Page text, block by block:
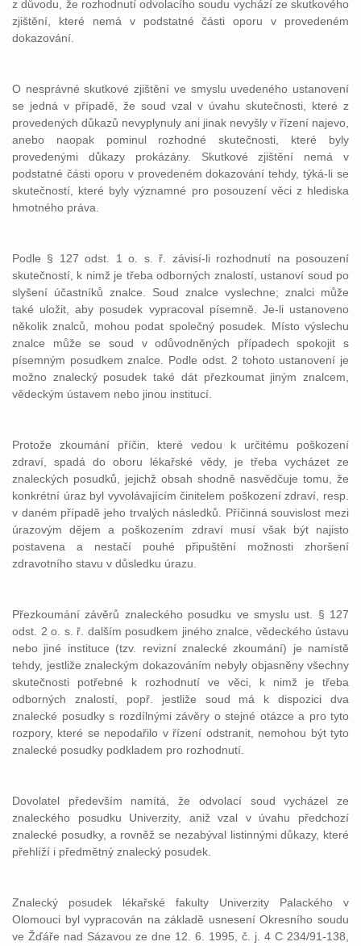
z důvodu, že rozhodnutí odvolacího soudu vychází ze skutkového
zjištění, které nemá v podstatné části oporu v provedeném
dokazování.
O nesprávné skutkové zjištění ve smyslu uvedeného ustanovení
se jedná v případě, že soud vzal v úvahu skutečnosti, které z
provedených důkazů nevyplynuly ani jinak nevyšly v řízení najevo,
anebo naopak pominul rozhodné skutečnosti, které byly
provedenými důkazy prokázány. Skutkové zjištění nemá v
podstatné části oporu v provedeném dokazování tehdy, týká-li se
skutečností, které byly významné pro posouzení věci z hlediska
hmotného práva.
Podle § 127 odst. 1 o. s. ř. závisí-li rozhodnutí na posouzení
skutečností, k nimž je třeba odborných znalostí, ustanoví soud po
slyšení účastníků znalce. Soud znalce vyslechne; znalci může
také uložit, aby posudek vypracoval písemně. Je-li ustanoveno
několik znalců, mohou podat společný posudek. Místo výslechu
znalce může se soud v odůvodněných případech spokojit s
písemným posudkem znalce. Podle odst. 2 tohoto ustanovení je
možno znalecký posudek také dát přezkoumat jiným znalcem,
vědeckým ústavem nebo jinou institucí.
Protože zkoumání příčin, které vedou k určitému poškození
zdraví, spadá do oboru lékařské vědy, je třeba vycházet ze
znaleckých posudků, jejichž obsah shodně nasvědčuje tomu, že
konkrétní úraz byl vyvolávajícím činitelem poškození zdraví, resp.
v daném případě jeho trvalých následků. Příčinná souvislost mezi
úrazovým dějem a poškozením zdraví musí však být najisto
postavena a nestačí pouhé připuštění možnosti zhoršení
zdravotního stavu v důsledku úrazu.
Přezkoumání závěrů znaleckého posudku ve smyslu ust. § 127
odst. 2 o. s. ř. dalším posudkem jiného znalce, vědeckého ústavu
nebo jiné instituce (tzv. revizní znalecké zkoumání) je namístě
tehdy, jestliže znaleckým dokazováním nebyly objasněny všechny
skutečnosti potřebné k rozhodnutí ve věci, k nimž je třeba
odborných znalostí, popř. jestliže soud má k dispozici dva
znalecké posudky s rozdílnými závěry o stejné otázce a pro tyto
rozpory, které se nepodařilo v řízení odstranit, nemohou být tyto
znalecké posudky podkladem pro rozhodnutí.
Dovolatel především namítá, že odvolací soud vycházel ze
znaleckého posudku Univerzity, aniž vzal v úvahu předchozí
znalecké posudky, a rovněž se nezabýval listinnými důkazy, které
přehlíží i předmětný znalecký posudek.
Znalecký posudek lékařské fakulty Univerzity Palackého v
Olomouci byl vypracován na základě usnesení Okresního soudu
ve Žďáře nad Sázavou ze dne 12. 6. 1995, č. j. 4 C 234/91-138,